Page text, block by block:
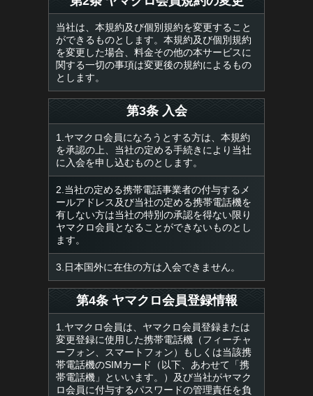
当社は、本規約及び個別規約を変更すること
ができるものとします。本規約及び個別規約
を変更した場合、料金その他の本サービスに
関する一切の事項は変更後の規約によるもの
とします。
第3条 入会
1.ヤマクロ会員になろうとする方は、本規約
を承認の上、当社の定める手続きにより当社
に入会を申し込むものとします。
2.当社の定める携帯電話事業者の付与するメ
ールアドレス及び当社の定める携帯電話機を
有しない方は当社の特別の承認を得ない限り
ヤマクロ会員となることができないものとし
ます。
3.日本国外に在住の方は入会できません。
第4条 ヤマクロ会員登録情報
1.ヤマクロ会員は、ヤマクロ会員登録または
変更登録に使用した携帯電話機（フィーチャ
ーフォン、スマートフォン）もしくは当該携
帯電話機のSIMカード（以下、あわせて「携
帯電話機」といいます。）及び当社がヤマク
ロ会員に付与するパスワードの管理責任を負